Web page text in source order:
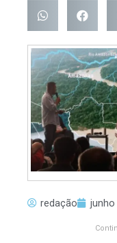
redação junho